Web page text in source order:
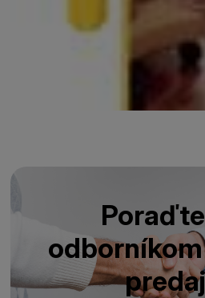
odborníkom